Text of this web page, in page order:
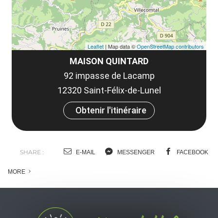
MAISON QUINTARD
92 impasse de Lacamp
12320 Saint-Félix-de-Lunel
Obtenir l'itinéraire
Leaflet | Map data ©OpenStreetMap contributors
SHARE : E-MAIL MESSENGER FACEBOOK
MORE